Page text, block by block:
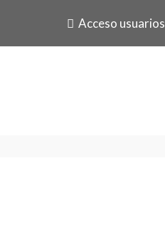
Acceso usuarios